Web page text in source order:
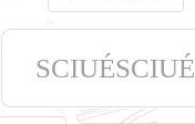
SCIUÉSCIUÉ